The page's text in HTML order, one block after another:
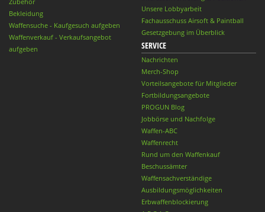
Bekleidung
Waffensuche - Kaufgesuch aufgeben
Waffenverkauf - Verkaufsangebot
aufgeben
Unsere Lobbyarbeit
Fachausschuss Airsoft & Paintball
Gesetzgebung im Überblick
SERVICE
Nachrichten
Merch-Shop
Vorteilsangebote für Mitglieder
Fortbildungsangebote
PROGUN Blog
Jobbörse und Nachfolge
Waffen-ABC
Waffenrecht
Rund um den Waffenkauf
Beschussämter
Waffensachverständige
Ausbildungsmöglichkeiten
Erbwaffenblockierung